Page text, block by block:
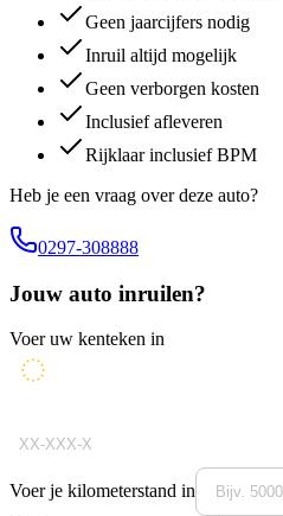
Geen jaarcijfers nodig
Inruil altijd mogelijk
Geen verborgen kosten
Inclusief afleveren
Rijklaar inclusief BPM
Heb je een vraag over deze auto?
0297-308888
Jouw auto inruilen?
Voer uw kenteken in
Voer je kilometerstand in